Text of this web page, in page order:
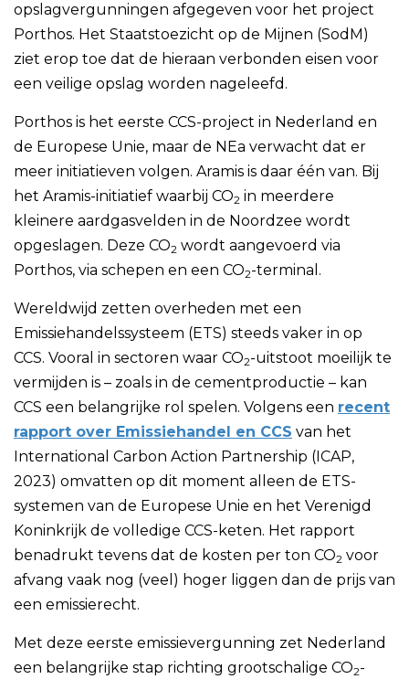
opslagvergunningen afgegeven voor het project
Porthos. Het Staatstoezicht op de Mijnen (SodM)
ziet erop toe dat de hieraan verbonden eisen voor
een veilige opslag worden nageleefd.
Porthos is het eerste CCS-project in Nederland en
de Europese Unie, maar de NEa verwacht dat er
meer initiatieven volgen. Aramis is daar één van. Bij
het Aramis-initiatief waarbij CO2 in meerdere
kleinere aardgasvelden in de Noordzee wordt
opgeslagen. Deze CO2 wordt aangevoerd via
Porthos, via schepen en een CO2-terminal.
Wereldwijd zetten overheden met een
Emissiehandelssysteem (ETS) steeds vaker in op
CCS. Vooral in sectoren waar CO2-uitstoot moeilijk te
vermijden is – zoals in de cementproductie – kan
CCS een belangrijke rol spelen. Volgens een recent
rapport over Emissiehandel en CCS van het
International Carbon Action Partnership (ICAP,
2023) omvatten op dit moment alleen de ETS-
systemen van de Europese Unie en het Verenigd
Koninkrijk de volledige CCS-keten. Het rapport
benadrukt tevens dat de kosten per ton CO2 voor
afvang vaak nog (veel) hoger liggen dan de prijs van
een emissierecht.
Met deze eerste emissievergunning zet Nederland
een belangrijke stap richting grootschalige CO2-